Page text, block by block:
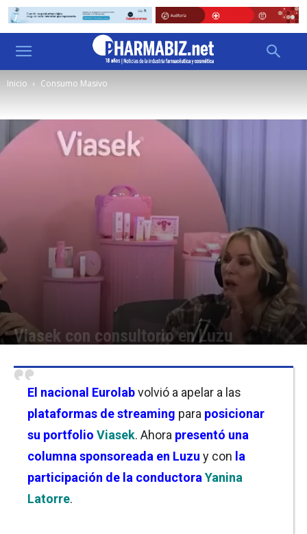
Inicio Consumo Masivo
Viasek con consultorio en Luzu
El nacional Eurolabvolvió a apelar a las
plataformas de streaming para posicionar
su portfolio Viasek. Ahora presentó una
columna sponsoreada en Luzu y con la
participación de la conductora Yanina
Latorre.